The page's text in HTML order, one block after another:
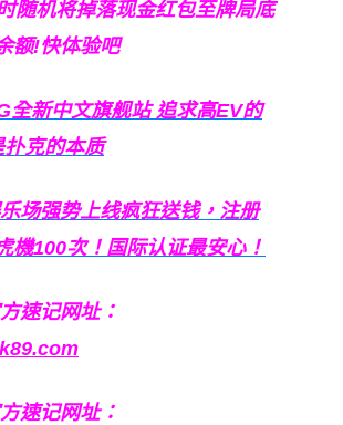
随机将掉落现金红包至牌局底
额!快体验吧
全新中文旗舰站追求高EV的
扑克的本质
场强势上线疯狂送钱，注册
機100次！国际认证最安心！
速记网址：
速记网址：